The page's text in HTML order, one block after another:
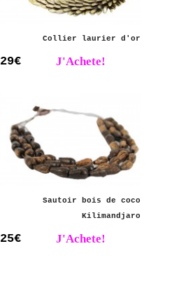
Collier laurier d'or
29€ J'Achete!
Sautoir bois de coco
Kilimandjaro
25€ J'Achete!